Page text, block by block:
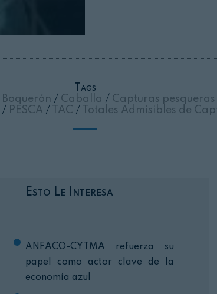
Tags
Boquerón / Caballa / Capturas pesqueras
/ PESCA / TAC / Totales Admisibles de
Esto Le Interesa
ANFACO-CYTMA refuerza su
papel como actor clave de la
economía azul